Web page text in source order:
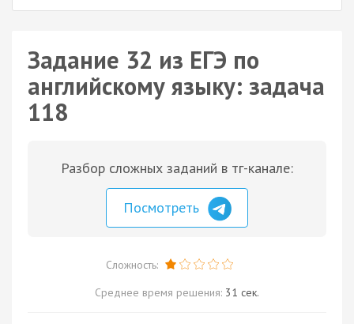
Задание 32 из ЕГЭ по
английскому языку: задача
118
Разбор сложных заданий в тг-канале:
Посмотреть
Сложность:
Среднее время решения: 31 сек.